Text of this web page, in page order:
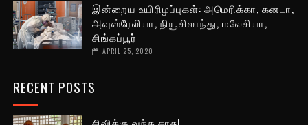
இன்றைய உயிரிழப்புகள்: அமெரிக்கா, கனடா,
அவுஸ்ரேலியா, நியூசிலாந்து, மலேசியா,
சிங்கப்பூர்
APRIL 25, 2020
RECENT POSTS